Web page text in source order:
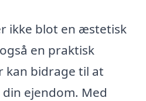
ikke blot en æstetisk
en praktisk
kan bidrage til at
ejendom. Med